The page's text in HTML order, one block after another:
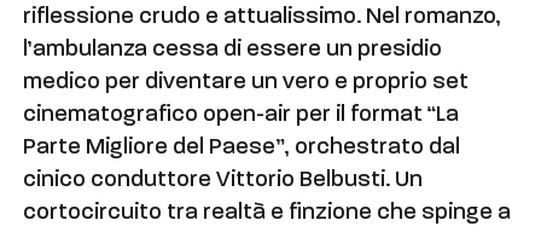
riflessione crudo e attualissimo. Nel romanzo,
l’ambulanza cessa di essere un presidio
medico per diventare un vero e proprio set
cinematografico open-air per il format “La
Parte Migliore del Paese”, orchestrato dal
cinico conduttore Vittorio Belbusti. Un
cortocircuito tra realtà e finzione che spinge a